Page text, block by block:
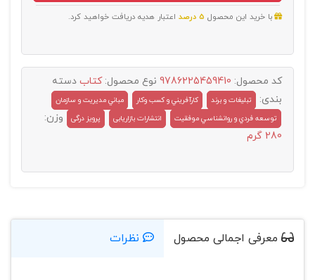
با خرید این محصول 5 درصد اعتبار هدیه دریافت خواهید کرد.
کد محصول: 9786225459410 نوع محصول:کتاب دسته
بندی:
تبليغات و برند کارآفريني و کسب وکار
مباني مديريت و سازمان
توسعه فردي و روانشناسي موفقيت
انتشارات بازاریابی پرویز درگی
وزن:
280 گرم
معرفی اجمالی محصول نظرات